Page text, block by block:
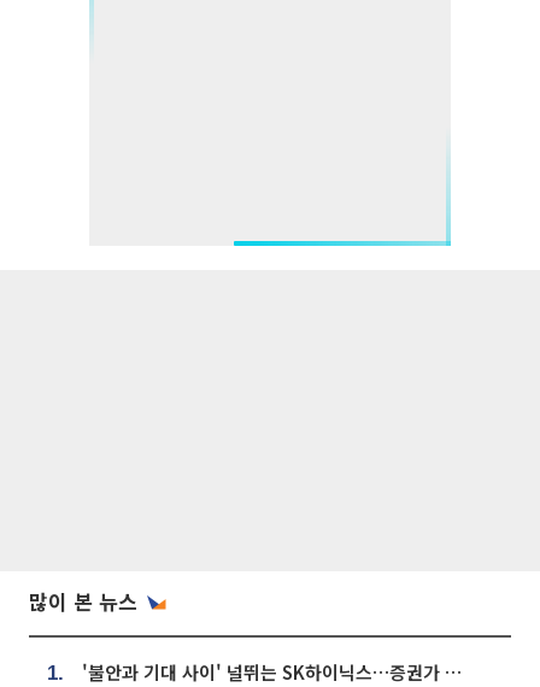
많이 본 뉴스
1. '불안과 기대 사이' 널뛰는 SK하이닉스…증권가 "HBM4·LTA 기반 펀터멘털 견고"